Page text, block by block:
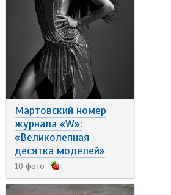
Мартовский номер
журнала «W»:
«Великолепная
десятка моделей»
10 фото